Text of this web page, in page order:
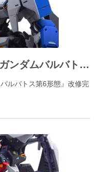
HG1/144『ASW-G-08 ガンダムバルバトス第6形態』改修完成品レビュー
ルバトス第6形態』改修完